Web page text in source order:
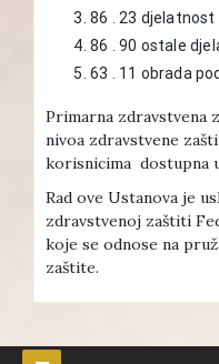
86 . 23
86 . 90 ostale
63 . 11 obrada
Primarna zdravstvena
nivoa zdravstvene
korisnicima dostupna
Rad ove Ustanova je
zdravstvenoj zaštiti
koje se odnose na
zaštite.